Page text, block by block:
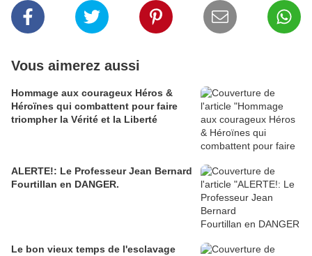
Vous aimerez aussi
Hommage aux courageux Héros &
Héroïnes qui combattent pour faire
triompher la Vérité et la Liberté
ALERTE!: Le Professeur Jean Bernard
Fourtillan en DANGER.
Le bon vieux temps de l'esclavage